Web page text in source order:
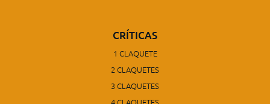
CRÍTICAS
1 CLAQUETE
2 CLAQUETES
3 CLAQUETES